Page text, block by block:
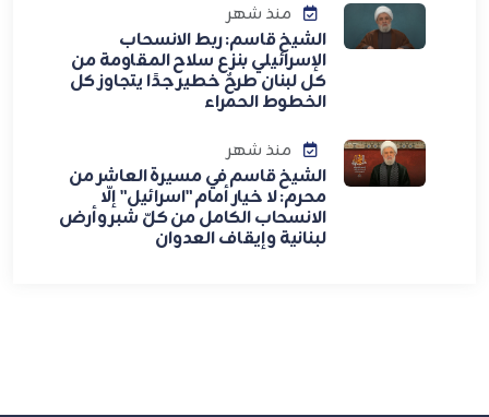
منذ شهر
الشيخ قاسم: ربط الانسحاب
الإسرائيلي بنزع سلاح المقاومة من
كل لبنان طرحٌ خطير جدًا يتجاوز كل
الخطوط الحمراء
منذ شهر
الشيخ قاسم في مسيرة العاشر من
محرم: لا خيار أمام "اسرائيل" إلّا
الانسحاب الكامل من كلّ شبر وأرض
لبنانية وإيقاف العدوان